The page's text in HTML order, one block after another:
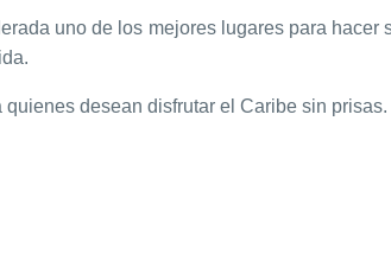
uno de los mejores lugares para hacer
desean disfrutar el Caribe sin prisas.